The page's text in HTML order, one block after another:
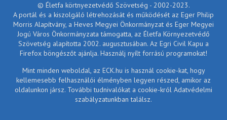
© Életfa körtnyezetvédő Szövetség - 2002-2023.
A portál és a kiszolgáló létrehozását és működését az Eger Philip
Morris Alapítvány, a Heves Megyei Önkormányzat és Eger Megyei
Jogú Város Önkormányzata támogatta, az Életfa Környezetvédő
Szövetség alapította 2002. augusztusában. Az Egri Civil Kapu a
Firefox böngészőt ajánlja. Használj nyílt forrású programokat!
Mint minden weboldal, az ECK.hu is használ cookie-kat, hogy
kellemesebb felhasználói élményben legyen részed, amikor az
oldalunkon jársz. További tudnivalókat a cookie-król Adatvédelmi
szabályzatunkban találsz.